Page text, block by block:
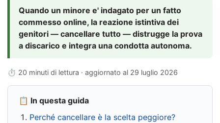
Quando un minore e' indagato per un fatto
commesso online, la reazione istintiva dei
genitori — cancellare tutto — distrugge la prova
a discarico e integra una condotta autonoma.
⏱ 20 minuti di lettura · aggiornato al 29 luglio 2026
📋 In questa guida
Perché cancellare è la scelta peggiore?